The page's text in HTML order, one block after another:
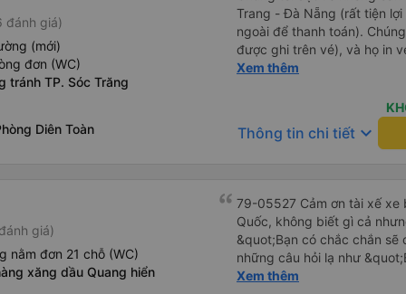
đánh giá)
(mới)
đơn (WC)
tránh TP. Sóc Trăng
Diên Toàn
Trang - Đà Nẵng (rất tiện
ngoài để thanh toán).
được ghi trên vé), và họ in
tôi cũng quyết định mua vé
buýt nhỏ đến điểm hẹn,
Tôi khuyên bạn nên mang
mỏng, vì thỉnh thoảng trời
từ Đà Nẵng (bến xe Đà
loại xe buýt khác với ba
nhưng vẫn khá thoải mái và
đi 8-10 tiếng ngồi một chỗ.
Trang và sau đó được đưa
cũng vận chuyển hàng hóa
Xem thêm
Thông tin chi tiết keyboard_arrow_down
giá)
nằm đơn 21 chỗ (WC)
xăng dầu Quang hiển
79-05527 Cảm ơn tài xế xe
Quốc, không biết gì cả
&quot;Bạn có chắc chắn sẽ
những câu hỏi lạ như
sạn của chúng tôi
Xem thêm